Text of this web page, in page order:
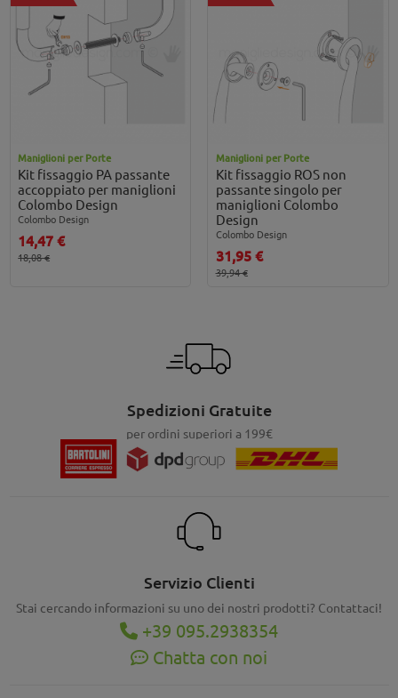
Maniglioni per Porte
Kit fissaggio PA passante
accoppiato per maniglioni
Colombo Design
Colombo Design
14,47 €
18,08 €
Maniglioni per Porte
Kit fissaggio ROS non
passante singolo per
maniglioni Colombo
Design
Colombo Design
31,95 €
39,94 €
Spedizioni Gratuite
per ordini superiori a 199€
Servizio Clienti
Stai cercando informazioni su uno dei nostri prodotti? Contattaci!
+39 095.2938354
Chatta con noi